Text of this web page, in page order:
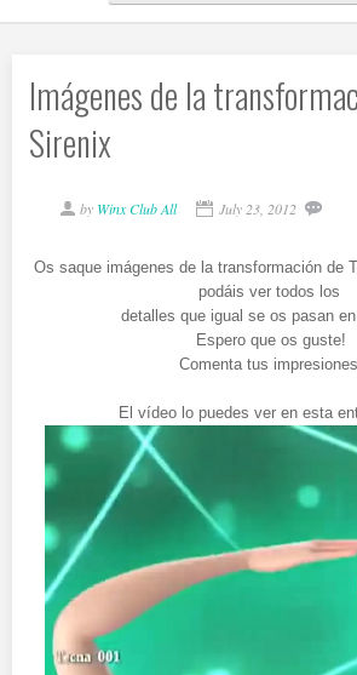
Imágenes de la
Sirenix
by Winx Club All July 23, 2012
Os saque imágenes de la transformación de
podáis ver todos los
detalles que igual se os pasan
Espero que os guste!
Comenta tus
El vídeo lo puedes ver en esta